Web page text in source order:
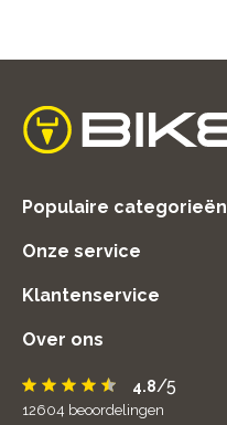
home
Populaire categorieën
Onze service
Klantenservice
Over ons
4.8/5
12604 beoordelingen